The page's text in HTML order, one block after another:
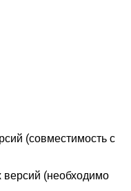
(совместимость с
(необходимо